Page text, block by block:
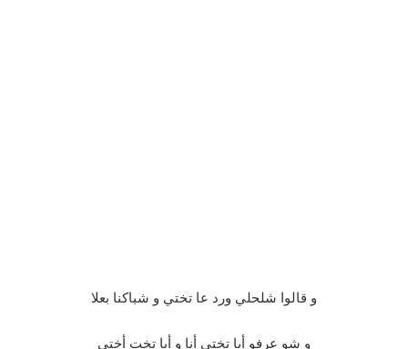
و قالوا شلحلي ورد عا تختي و شباكنا بعلا
و شو عرفو أيا تختي أنا و أيا تخت أختي